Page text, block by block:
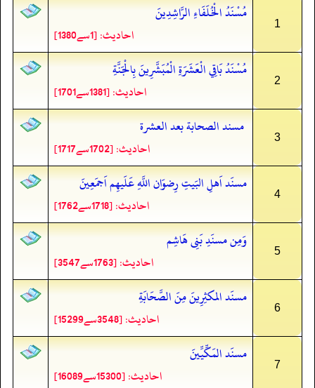
1
مُسْنَدُ الْخُلَفَاءِ الرَّاشِدِينَ
احادیث: [1سے1380]
2
مُسْنَدُ بَاقِي الْعَشَرَةِ الْمُبَشَّرِينَ بِالْجَنَّةِ
احادیث: [1381سے1701]
3
مسند الصحابة بعد العشرة
احادیث: [1702سے1717]
4
مسنَد اَهلِ البَیتِ رِضوَان اللَّهِ عَلَیهِم اَجمَعِینَ
احادیث: [1718سے1762]
5
وَمِن مسنَدِ بَنِی هَاشِم
احادیث: [1763سے3547]
6
مسنَد المكثِرِینَ مِنَ الصَّحَابَةِ
احادیث: [3548سے15299]
7
مسنَد المَكِّیِّینَ
احادیث: [15300سے16089]